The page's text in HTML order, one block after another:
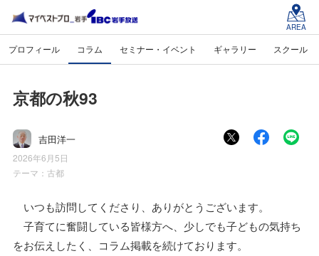
AREA
プロフィール コラム セミナー・イベント ギャラリー スクール
京都の秋93
吉田洋一
2026年6月5日
テーマ： 古都
いつも訪問してくださり、ありがとうございます。
子育てに奮闘している皆様方へ、少しでも子どもの気持ち
をお伝えしたく、コラム掲載を続けております。